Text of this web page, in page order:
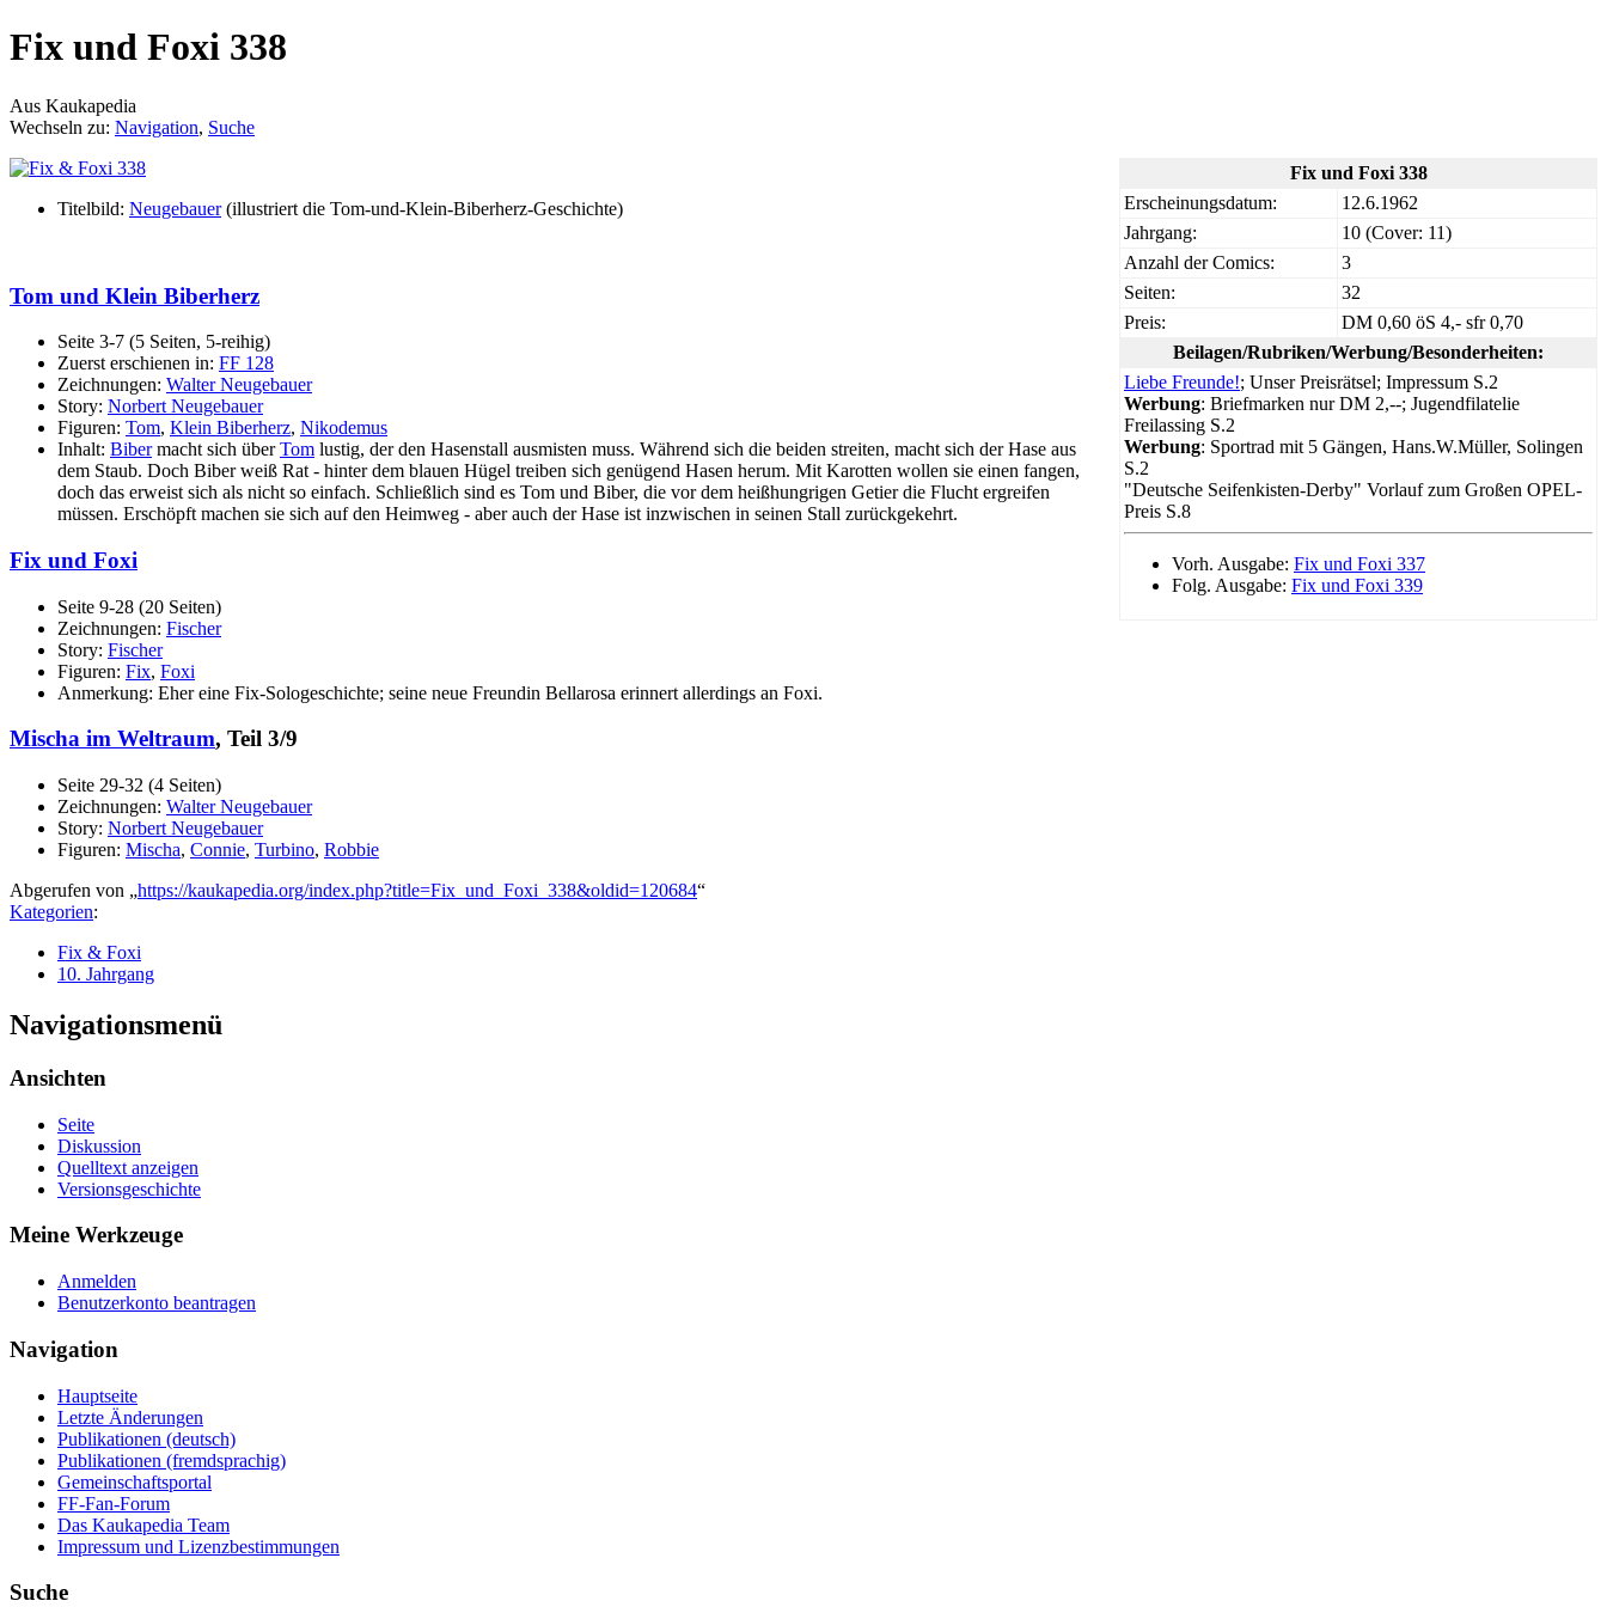
Fix und Foxi 338
Aus Kaukapedia
Wechseln zu: Navigation, Suche
Fix und Foxi 338
Erscheinungsdatum:
12.6.1962
Jahrgang:
10 (Cover: 11)
Anzahl der Comics:
3
Seiten:
32
Preis:
DM 0,60 öS 4,- sfr 0,70
Beilagen/Rubriken/Werbung/Besonderheiten:
Liebe Freunde!; Unser Preisrätsel; Impressum S.2
Werbung: Briefmarken nur DM 2,--; Jugendfilatelie
Freilassing S.2
Werbung: Sportrad mit 5 Gängen, Hans.W.Müller, Solingen
S.2
"Deutsche Seifenkisten-Derby" Vorlauf zum Großen OPEL-
Preis S.8
Vorh. Ausgabe: Fix und Foxi 337
Folg. Ausgabe: Fix und Foxi 339
Titelbild: Neugebauer(illustriert die Tom-und-Klein-Biberherz-Geschichte)
Tom und Klein Biberherz
Seite 3-7 (5 Seiten, 5-reihig)
Zuerst erschienen in: FF 128
Zeichnungen: Walter Neugebauer
Story: Norbert Neugebauer
Figuren: Tom, Klein Biberherz, Nikodemus
Inhalt: Bibermacht sich überTom lustig, der den Hasenstall ausmisten muss. Während sich die beiden streiten, macht sich der Hase aus
dem Staub. Doch Biber weiß Rat - hinter dem blauen Hügel treiben sich genügend Hasen herum. Mit Karotten wollen sie einen fangen,
doch das erweist sich als nicht so einfach. Schließlich sind es Tom und Biber, die vor dem heißhungrigen Getier die Flucht ergreifen
müssen. Erschöpft machen sie sich auf den Heimweg - aber auch der Hase ist inzwischen in seinen Stall zurückgekehrt.
Fix und Foxi
Seite 9-28 (20 Seiten)
Zeichnungen: Fischer
Story: Fischer
Figuren: Fix, Foxi
Anmerkung: Eher eine Fix-Sologeschichte; seine neue Freundin Bellarosa erinnert allerdings an Foxi.
Mischa im Weltraum, Teil 3/9
Seite 29-32 (4 Seiten)
Zeichnungen: Walter Neugebauer
Story: Norbert Neugebauer
Figuren: Mischa, Connie, Turbino, Robbie
Abgerufen von „https://kaukapedia.org/index.php?title=Fix_und_Foxi_338&oldid=120684“
Kategorien:
Fix & Foxi
10. Jahrgang
Navigationsmenü
Ansichten
Seite
Diskussion
Quelltext anzeigen
Versionsgeschichte
Meine Werkzeuge
Anmelden
Benutzerkonto beantragen
Navigation
Hauptseite
Letzte Änderungen
Publikationen (deutsch)
Publikationen (fremdsprachig)
Gemeinschaftsportal
FF-Fan-Forum
Das Kaukapedia Team
Impressum und Lizenzbestimmungen
Suche